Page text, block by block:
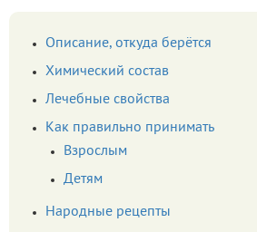
Описание, откуда берётся
Химический состав
Лечебные свойства
Как правильно принимать
Взрослым
Детям
Народные рецепты